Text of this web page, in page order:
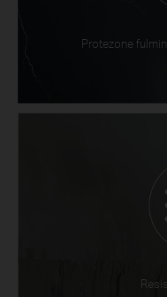
Protezone